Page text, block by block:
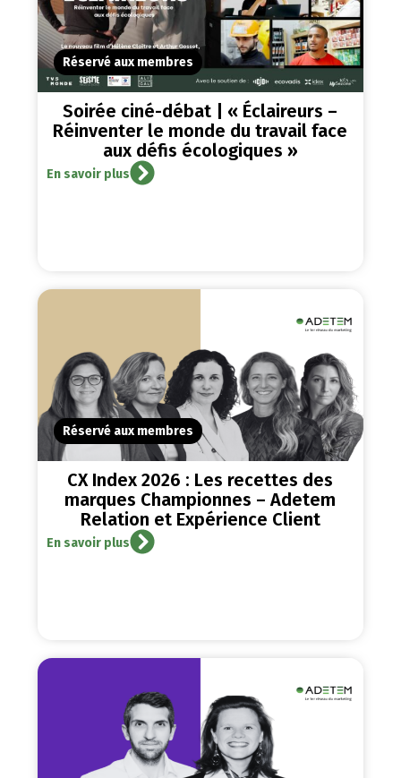
Réservé aux membres
Soirée ciné-débat | « Éclaireurs –
Réinventer le monde du travail face
aux défis écologiques »
En savoir plus
Réservé aux membres
CX Index 2026 : Les recettes des
marques Championnes – Adetem
Relation et Expérience Client
En savoir plus